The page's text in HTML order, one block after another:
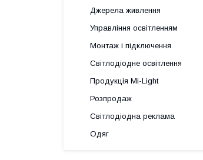
Джерела живлення
Управління освітленням
Монтаж і підключення
Світлодіодне освітлення
Продукція Mi-Light
Розпродаж
Світлодіодна реклама
Одяг